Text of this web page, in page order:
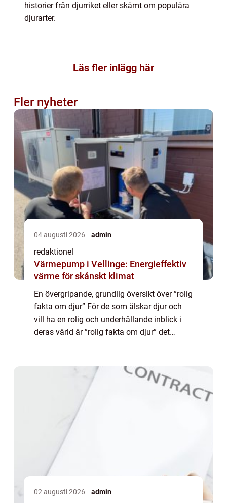
historier från djurriket eller skämt om populära
djurarter.
Läs fler inlägg här
Fler nyheter
04 augusti 2026 admin
redaktionel
Värmepump i Vellinge: Energieffektiv
värme för skånskt klimat
En övergripande, grundlig översikt över ”rolig
fakta om djur” För de som älskar djur och
vill ha en rolig och underhållande inblick i
deras värld är ”rolig fakta om djur” det
02 augusti 2026 admin